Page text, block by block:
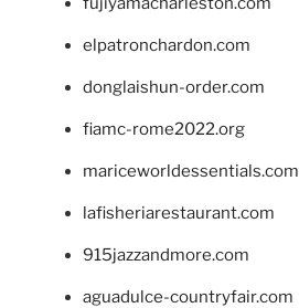
elpatronchardon.com
donglaishun-order.com
fiamc-rome2022.org
mariceworldessentials.com
lafisheriarestaurant.com
915jazzandmore.com
aguadulce-countryfair.com